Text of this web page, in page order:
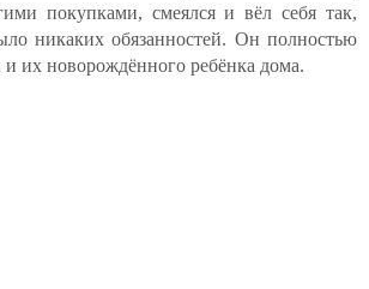
покупками, смеялся и вёл себя так,
никаких обязанностей. Он полностью
их новорождённого ребёнка дома.